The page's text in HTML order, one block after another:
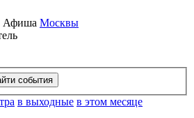
Афиша Москвы
в выходные в этом месяце